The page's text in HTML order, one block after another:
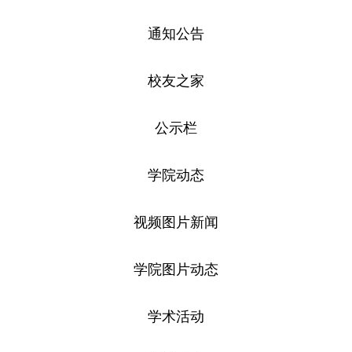
通知公告
校友之家
公示栏
学院动态
视频图片新闻
学院图片动态
学术活动